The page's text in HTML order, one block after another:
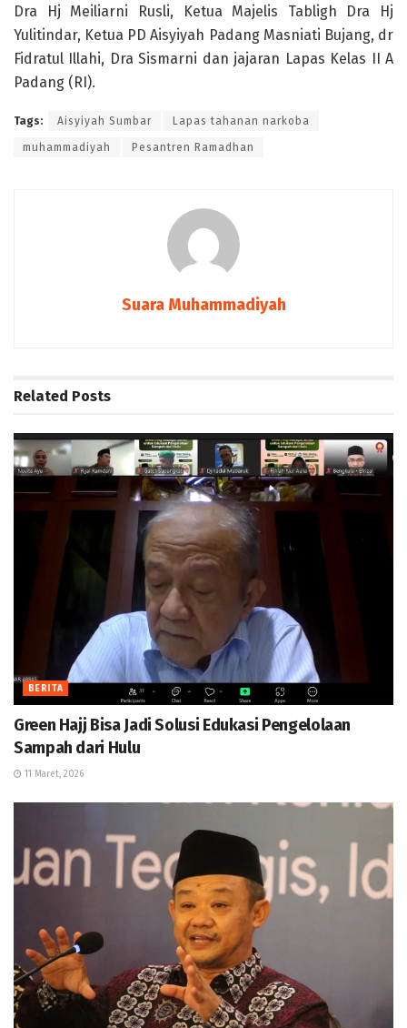
Dra Hj Meiliarni Rusli, Ketua Majelis Tabligh Dra Hj
Yulitindar, Ketua PD Aisyiyah Padang Masniati Bujang, dr
Fidratul Illahi, Dra Sismarni dan jajaran Lapas Kelas II A
Padang (RI).
Tags: Aisyiyah Sumbar Lapas tahanan narkoba
muhammadiyah Pesantren Ramadhan
Suara Muhammadiyah
Related Posts
BERITA
Green Hajj Bisa Jadi Solusi Edukasi Pengelolaan
Sampah dari Hulu
11 Maret, 2026